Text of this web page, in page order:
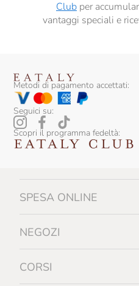
Clubper
vantaggi speciali e
Metodi di pagamento accettati:
Seguici su:
Scopri il programma fedeltà:
SPESA ONLINE
NEGOZI
CORSI